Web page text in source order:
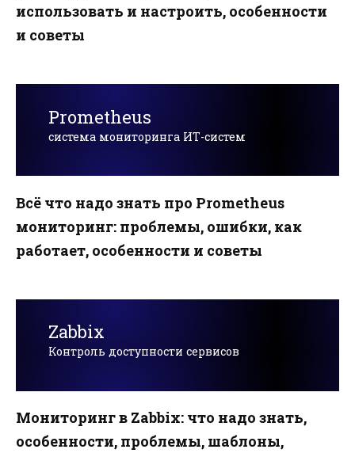
использовать и настроить, особенности
и советы
Prometheus
система мониторинга ИТ-систем
Всё что надо знать про Prometheus
мониторинг: проблемы, ошибки, как
работает, особенности и советы
Zabbix
Контроль доступности сервисов
Мониторинг в Zabbix: что надо знать,
особенности, проблемы, шаблоны,